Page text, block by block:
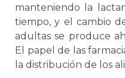
manteniendo la
tiempo, y el cambio
adultas se produce
El papel de las
la distribución de los